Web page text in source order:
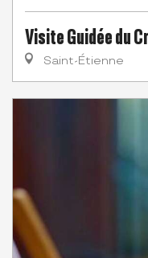
Visite Guidée du
Saint-Étienne